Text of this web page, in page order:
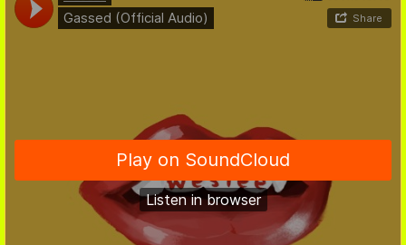
CONTACT
Réseaux sociaux Formulaire Partenaires